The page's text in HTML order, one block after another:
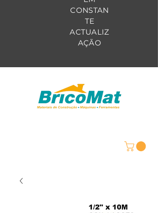
CONSTAN
TE
ACTUALIZ
AÇÃO